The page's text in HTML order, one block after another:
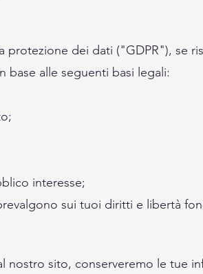
protezione dei dati ("GDPR"), se
base alle seguenti basi legali:
interesse;
sui tuoi diritti e libertà
nostro sito, conserveremo le tue